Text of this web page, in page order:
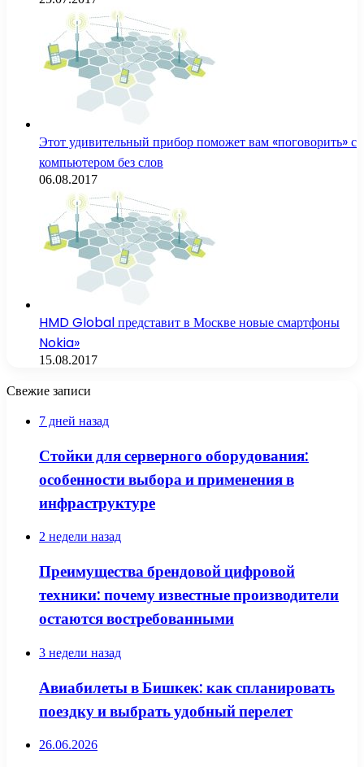
Этот удивительный прибор поможет вам «поговорить» с
компьютером без слов
06.08.2017
HMD Global представит в Москве новые смартфоны
Nokia»
15.08.2017
Свежие записи
7 дней назад
Стойки для серверного оборудования:
особенности выбора и применения в
инфраструктуре
2 недели назад
Преимущества брендовой цифровой
техники: почему известные производители
остаются востребованными
3 недели назад
Авиабилеты в Бишкек: как спланировать
поездку и выбрать удобный перелет
26.06.2026